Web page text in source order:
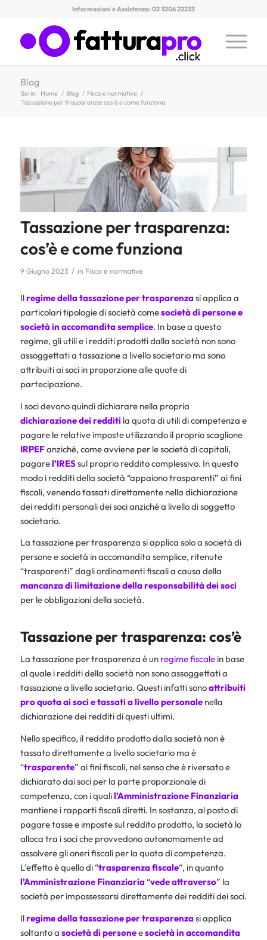
Informazioni e Assistenza: 02 3206 22233
Blog
Sei in: Home / Blog / Fisco e normative /
Tassazione per trasparenza: cos’è e come funziona
Tassazione per trasparenza:
cos’è e come funziona
9 Giugno 2023 / in Fisco e normative
Ilregime della tassazione per trasparenzasi applica a
particolari tipologie di società comesocietà di persone e
società in accomandita semplice. In base a questo
regime, gli utili e i redditi prodotti dalla società non sono
assoggettati a tassazione a livello societario ma sono
attribuiti ai soci in proporzione alle quote di
partecipazione.
I soci devono quindi dichiarare nella propria
dichiarazione dei redditila quota di utili di competenza e
pagare le relative imposte utilizzando il proprio scaglione
IRPEFanziché, come avviene per le società di capitali,
pagarel’IRESsul proprio reddito complessivo. In questo
modo i redditi della società “appaiono trasparenti” ai fini
fiscali, venendo tassati direttamente nella dichiarazione
dei redditi personali dei soci anziché a livello di soggetto
societario.
La tassazione per trasparenza si applica solo a società di
persone e società in accomandita semplice, ritenute
“trasparenti” dagli ordinamenti fiscali a causa della
mancanza di limitazione della responsabilità dei soci
per le obbligazioni della società.
Tassazione per trasparenza: cos’è
La tassazione per trasparenza è un regime fiscalein base
al quale i redditi della società non sono assoggettati a
tassazione a livello societario. Questi infatti sonoattribuiti
pro quota ai soci e tassati a livello personalenella
dichiarazione dei redditi di questi ultimi.
Nello specifico, il reddito prodotto dalla società non è
tassato direttamente a livello societario ma è
“trasparente” ai fini fiscali, nel senso che è riversato e
dichiarato dai soci per la parte proporzionale di
competenza, con i qualil’Amministrazione Finanziaria
mantiene i rapporti fiscali diretti. In sostanza, al posto di
pagare tasse e imposte sul reddito prodotto, la società lo
alloca tra i soci che provvedono autonomamente ad
assolvere gli oneri fiscali per la quota di competenza.
L’effetto è quello di “trasparenzafiscale“, in quanto
l’Amministrazione Finanziaria“vedeattraverso” la
società per impossessarsi direttamente dei redditi dei soci.
Ilregime della tassazione per trasparenzasi applica
soltanto a società di personeesocietà in accomandita